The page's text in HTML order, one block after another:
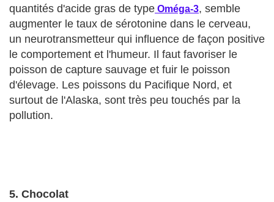
quantités d'acide gras de type Oméga-3, semble
augmenter le taux de sérotonine dans le cerveau,
un neurotransmetteur qui influence de façon positive
le comportement et l'humeur. Il faut favoriser le
poisson de capture sauvage et fuir le poisson
d'élevage. Les poissons du Pacifique Nord, et
surtout de l'Alaska, sont très peu touchés par la
pollution.
5. Chocolat